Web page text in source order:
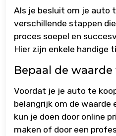
Als je besluit om je auto
verschillende stappen
proces soepel en
Hier zijn enkele handige
Bepaal de
Voordat je je auto te
belangrijk om de waarde
kun je doen door online
maken of door een